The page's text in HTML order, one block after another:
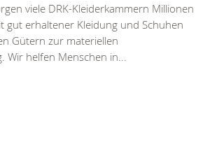
viele DRK-Kleiderkammern Millionen
gut erhaltener Kleidung und Schuhen
Gütern zur materiellen
helfen Menschen in...